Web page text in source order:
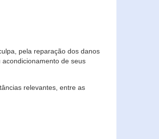
pela reparação dos danos
de seus
relevantes, entre as